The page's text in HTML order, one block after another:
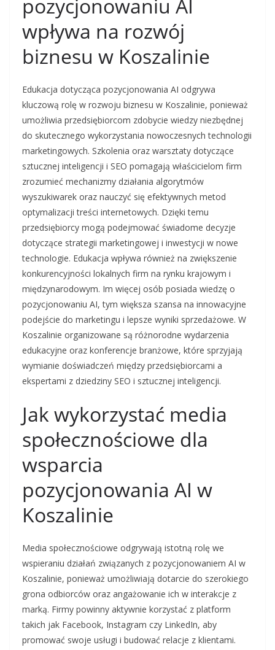
pozycjonowaniu AI
wpływa na rozwój
biznesu w Koszalinie
Edukacja dotycząca pozycjonowania AI odgrywa
kluczową rolę w rozwoju biznesu w Koszalinie, ponieważ
umożliwia przedsiębiorcom zdobycie wiedzy niezbędnej
do skutecznego wykorzystania nowoczesnych technologii
marketingowych. Szkolenia oraz warsztaty dotyczące
sztucznej inteligencji i SEO pomagają właścicielom firm
zrozumieć mechanizmy działania algorytmów
wyszukiwarek oraz nauczyć się efektywnych metod
optymalizacji treści internetowych. Dzięki temu
przedsiębiorcy mogą podejmować świadome decyzje
dotyczące strategii marketingowej i inwestycji w nowe
technologie. Edukacja wpływa również na zwiększenie
konkurencyjności lokalnych firm na rynku krajowym i
międzynarodowym. Im więcej osób posiada wiedzę o
pozycjonowaniu AI, tym większa szansa na innowacyjne
podejście do marketingu i lepsze wyniki sprzedażowe. W
Koszalinie organizowane są różnorodne wydarzenia
edukacyjne oraz konferencje branżowe, które sprzyjają
wymianie doświadczeń między przedsiębiorcami a
ekspertami z dziedziny SEO i sztucznej inteligencji.
Jak wykorzystać media
społecznościowe dla
wsparcia
pozycjonowania AI w
Koszalinie
Media społecznościowe odgrywają istotną rolę we
wspieraniu działań związanych z pozycjonowaniem AI w
Koszalinie, ponieważ umożliwiają dotarcie do szerokiego
grona odbiorców oraz angażowanie ich w interakcje z
marką. Firmy powinny aktywnie korzystać z platform
takich jak Facebook, Instagram czy LinkedIn, aby
promować swoje usługi i budować relacje z klientami.